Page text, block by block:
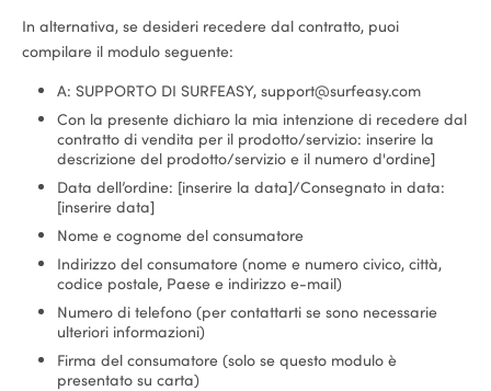
In alternativa, se desideri recedere dal contratto, puoi
compilare il modulo seguente:
A: SUPPORTO DI SURFEASY, support@surfeasy.com
Con la presente dichiaro la mia intenzione di recedere dal
contratto di vendita per il prodotto/servizio: inserire la
descrizione del prodotto/servizio e il numero d'ordine]
Data dell’ordine: [inserire la data]/Consegnato in data:
[inserire data]
Nome e cognome del consumatore
Indirizzo del consumatore (nome e numero civico, città,
codice postale, Paese e indirizzo e-mail)
Numero di telefono (per contattarti se sono necessarie
ulteriori informazioni)
Firma del consumatore (solo se questo modulo è
presentato su carta)